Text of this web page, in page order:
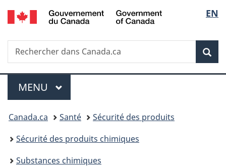
Passer
au
des
Passer
au
principal
Passer
à
Au
du
Passer
à
version
simplifiée
de
la
EN
Recherche
Rechercher
dans
Menu
MENU PRINCIPAL
Vous
êtes
ici :
Canada.ca Santé
Sécurité des produits
Sécurité des produits chimiques
Substances chimiques